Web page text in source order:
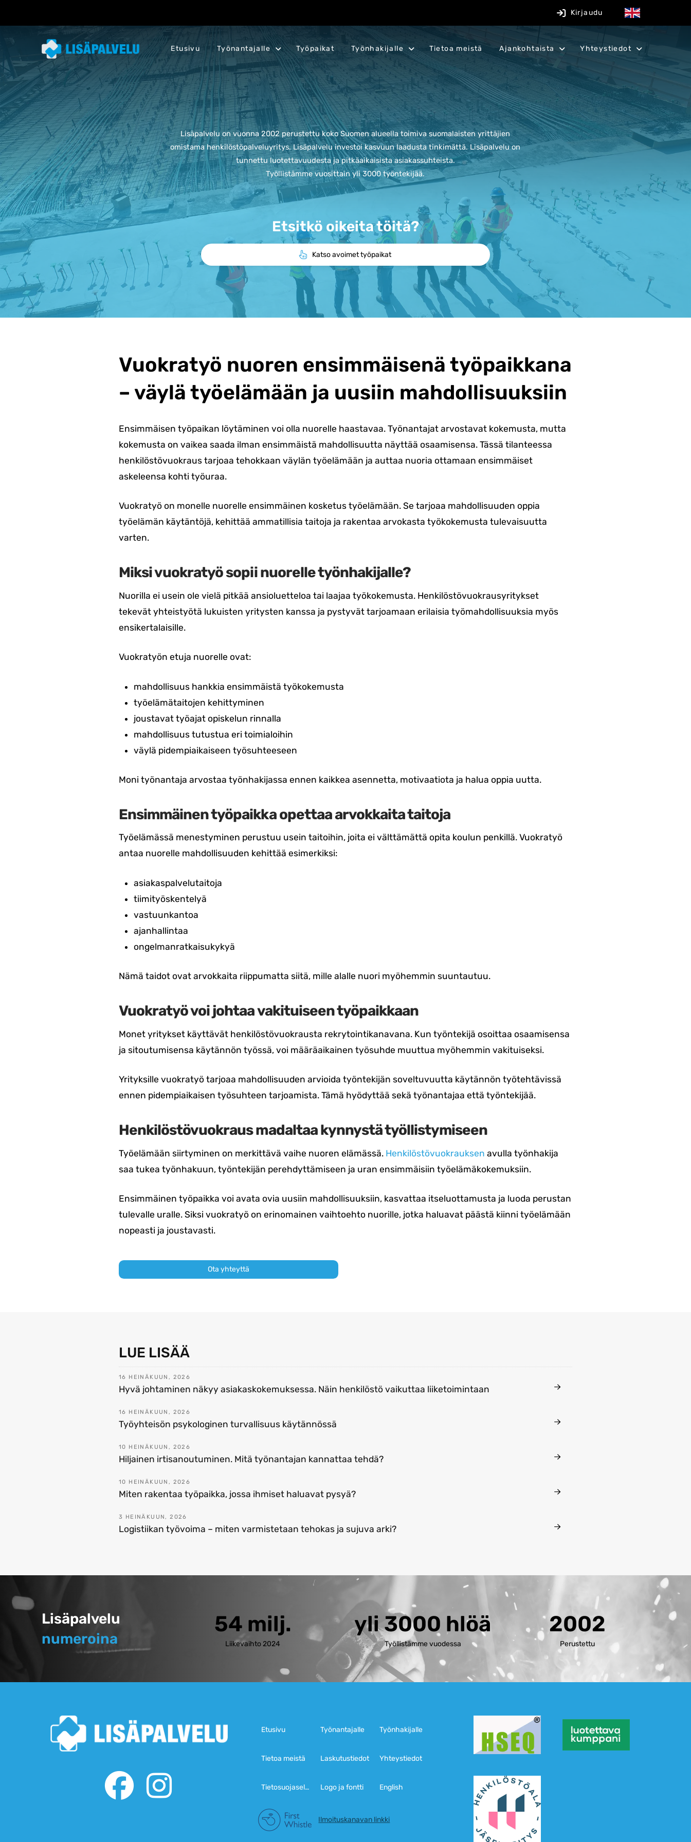
Kirjaudu
Etusivu Työnantajalle Työpaikat Työnhakijalle Tietoa meistä Ajankohtaista Yhteystiedot
Lisäpalvelu on vuonna 2002 perustettu koko Suomen alueella toimiva suomalaisten yrittäjien
omistama henkilöstöpalveluyritys. Lisäpalvelu investoi kasvuun laadusta tinkimättä.Lisäpalvelu on
tunnettu luotettavuudesta ja pitkäaikaisista asiakassuhteista.
Työllistämme vuosittain yli 3000 työntekijää.
Etsitkö oikeita töitä?
Katso avoimet työpaikat
Vuokratyö nuoren ensimmäisenä työpaikkana
– väylä työelämään ja uusiin mahdollisuuksiin
Ensimmäisen työpaikan löytäminen voi olla nuorelle haastavaa. Työnantajat arvostavat kokemusta, mutta
kokemusta on vaikea saada ilman ensimmäistä mahdollisuutta näyttää osaamisensa. Tässä tilanteessa
henkilöstövuokraus tarjoaa tehokkaan väylän työelämään ja auttaa nuoria ottamaan ensimmäiset
askeleensa kohti työuraa.
Vuokratyö on monelle nuorelle ensimmäinen kosketus työelämään. Se tarjoaa mahdollisuuden oppia
työelämän käytäntöjä, kehittää ammatillisia taitoja ja rakentaa arvokasta työkokemusta tulevaisuutta
varten.
Miksi vuokratyö sopii nuorelle työnhakijalle?
Nuorilla ei usein ole vielä pitkää ansioluetteloa tai laajaa työkokemusta. Henkilöstövuokrausyritykset
tekevät yhteistyötä lukuisten yritysten kanssa ja pystyvät tarjoamaan erilaisia työmahdollisuuksia myös
ensikertalaisille.
Vuokratyön etuja nuorelle ovat:
mahdollisuus hankkia ensimmäistä työkokemusta
työelämätaitojen kehittyminen
joustavat työajat opiskelun rinnalla
mahdollisuus tutustua eri toimialoihin
väylä pidempiaikaiseen työsuhteeseen
Moni työnantaja arvostaa työnhakijassa ennen kaikkea asennetta, motivaatiota ja halua oppia uutta.
Ensimmäinen työpaikka opettaa arvokkaita taitoja
Työelämässä menestyminen perustuu usein taitoihin, joita ei välttämättä opita koulun penkillä. Vuokratyö
antaa nuorelle mahdollisuuden kehittää esimerkiksi:
asiakaspalvelutaitoja
tiimityöskentelyä
vastuunkantoa
ajanhallintaa
ongelmanratkaisukykyä
Nämä taidot ovat arvokkaita riippumatta siitä, mille alalle nuori myöhemmin suuntautuu.
Vuokratyö voi johtaa vakituiseen työpaikkaan
Monet yritykset käyttävät henkilöstövuokrausta rekrytointikanavana. Kun työntekijä osoittaa osaamisensa
ja sitoutumisensa käytännön työssä, voi määräaikainen työsuhde muuttua myöhemmin vakituiseksi.
Yrityksille vuokratyö tarjoaa mahdollisuuden arvioida työntekijän soveltuvuutta käytännön työtehtävissä
ennen pidempiaikaisen työsuhteen tarjoamista. Tämä hyödyttää sekä työnantajaa että työntekijää.
Henkilöstövuokraus madaltaa kynnystä työllistymiseen
Työelämään siirtyminen on merkittävä vaihe nuoren elämässä. Henkilöstövuokrauksen avulla työnhakija
saa tukea työnhakuun, työntekijän perehdyttämiseen ja uran ensimmäisiin työelämäkokemuksiin.
Ensimmäinen työpaikka voi avata ovia uusiin mahdollisuuksiin, kasvattaa itseluottamusta ja luoda perustan
tulevalle uralle. Siksi vuokratyö on erinomainen vaihtoehto nuorille, jotka haluavat päästä kiinni työelämään
nopeasti ja joustavasti.
Ota yhteyttä
LUE LISÄÄ
16 HEINÄKUUN, 2026
Hyvä johtaminen näkyy asiakaskokemuksessa. Näin henkilöstö vaikuttaa liiketoimintaan
16 HEINÄKUUN, 2026
Työyhteisön psykologinen turvallisuus käytännössä
10 HEINÄKUUN, 2026
Hiljainen irtisanoutuminen. Mitä työnantajan kannattaa tehdä?
10 HEINÄKUUN, 2026
Miten rakentaa työpaikka, jossa ihmiset haluavat pysyä?
3 HEINÄKUUN, 2026
Logistiikan työvoima – miten varmistetaan tehokas ja sujuva arki?
Lisäpalvelu
numeroina
54 milj.
Liikevaihto 2024
yli 3000 hlöä
Työllistämme vuodessa
2002
Perustettu
Etusivu Työnantajalle Työnhakijalle
Tietoa meistä Laskutustiedot Yhteystiedot
Tietosuojaseloste Logo ja fontti English
Ilmoituskanavan linkki